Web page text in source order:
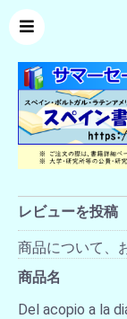
レビューを投稿
商品について、
商品名
Del acopio a la